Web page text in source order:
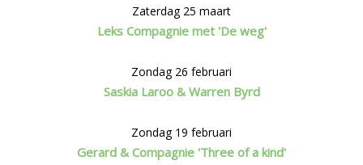
Zaterdag 25 maart
Leks Compagnie met 'De weg'
Zondag 26 februari
Saskia Laroo & Warren Byrd
Zondag 19 februari
Gerard & Compagnie 'Three of a kind'